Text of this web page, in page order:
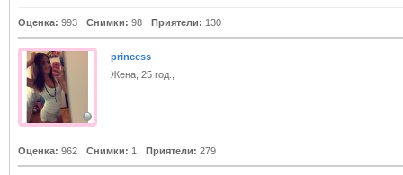
Оценка: 993 Снимки: 98 Приятели: 130
princess
Жена, 25 год.,
Оценка: 962 Снимки: 1 Приятели: 279